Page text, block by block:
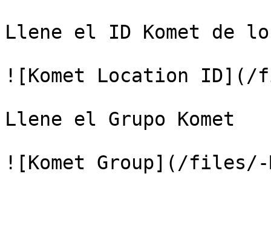
Llene el ID Komet de
![Komet Location ID](/
Llene el Grupo Komet